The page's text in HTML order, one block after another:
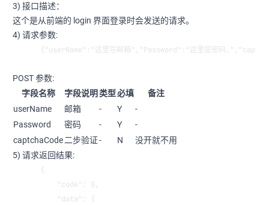
3) 接口描述：
这个是从前端的 login 界面登录时会发送的请求。
4) 请求参数:
{"userName":"这里写邮箱","Password":"这里是密码
POST 参数:
字段名称
字段说明 类型必填
备注
userName
邮箱 - Y
-
Password
密码 - Y
-
captchaCode 二步验证- N
没开就不用
5) 请求返回结果:
{
    "code": 0,
    "data": {